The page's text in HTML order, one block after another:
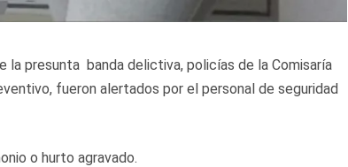
presunta banda delictiva, policías de la Comisaría
fueron alertados por el personal de seguridad
o hurto agravado.